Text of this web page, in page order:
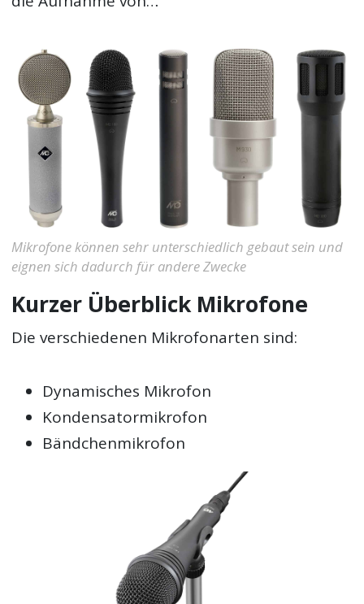
Mikrofone können sehr unterschiedlich gebaut sein und
eignen sich dadurch für andere Zwecke
Kurzer Überblick Mikrofone
Die verschiedenen Mikrofonarten sind:
Dynamisches Mikrofon
Kondensatormikrofon
Bändchenmikrofon